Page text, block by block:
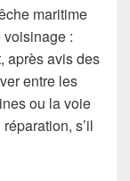
maritime
:
après avis des
entre les
ou la voie
s’il